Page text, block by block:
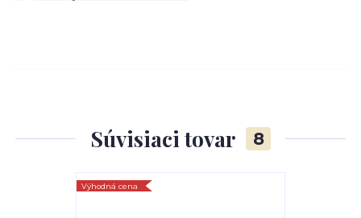
Súvisiaci tovar 8
Výhodná cena